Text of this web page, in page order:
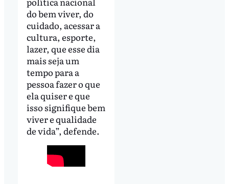
do bem viver, do
cuidado, acessar a
cultura, esporte,
lazer, que esse dia
mais seja um
tempo para a
pessoa fazer o que
ela quiser e que
isso signifique bem
viver e qualidade
de vida”, defende.